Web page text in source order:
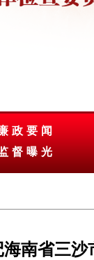
政要闻
督曝光
南省三沙